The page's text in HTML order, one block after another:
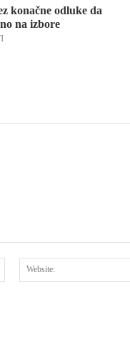
konačne odluke da
na izbore
mail:*